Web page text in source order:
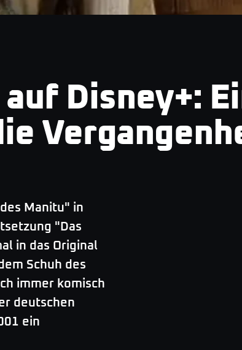
Disney+:
Manitu" in
"Das
in das Original
Schuh des
immer komisch
deutschen
ein